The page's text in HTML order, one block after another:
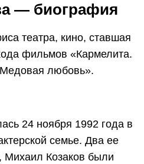
— биография
театра, кино, ставшая
фильмов «Кармелита.
любовь».
24 ноября 1992 года в
семье. Два ее
Козаков были